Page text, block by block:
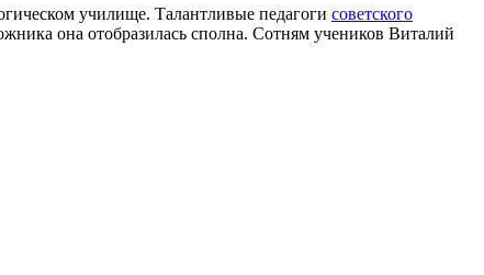
училище. Талантливые педагоги советского
она отобразилась сполна. Сотням учеников Виталий